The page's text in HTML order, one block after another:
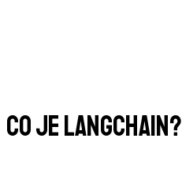
Co je LangChain?